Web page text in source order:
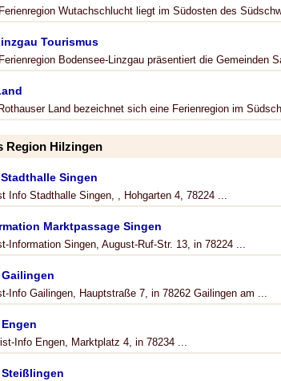
Wutachschlucht liegt im Südosten des
Tourismus
Bodensee-Linzgau präsentiert die Gemeinden
Land bezeichnet sich eine Ferienregion im
Region Hilzingen
Singen
Info Stadthalle Singen, , Hohgarten 4, 78224 ...
Marktpassage Singen
Information Singen, August-Ruf-Str. 13, in 78224 ...
Info Gailingen, Hauptstraße 7, in 78262 Gailingen am ...
Info Engen, Marktplatz 4, in 78234 ...